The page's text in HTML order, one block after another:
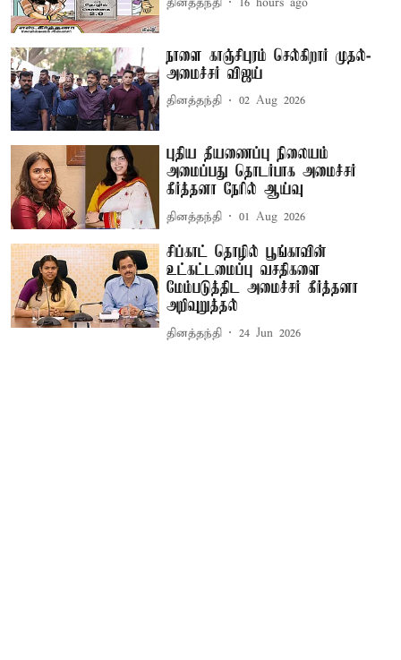
நாளை காஞ்சிபுரம் செல்கிறார் முதல்-
அமைச்சர் விஜய்
தினத்தந்தி 02 Aug 2026
புதிய தீயணைப்பு நிலையம்
அமைப்பது தொடர்பாக அமைச்சர்
கீர்த்தனா நேரில் ஆய்வு
தினத்தந்தி 01 Aug 2026
சிப்காட் தொழில் பூங்காவின்
உட்கட்டமைப்பு வசதிகளை
மேம்படுத்திட அமைச்சர் கீர்த்தனா
அறிவுறுத்தல்
தினத்தந்தி 24 Jun 2026